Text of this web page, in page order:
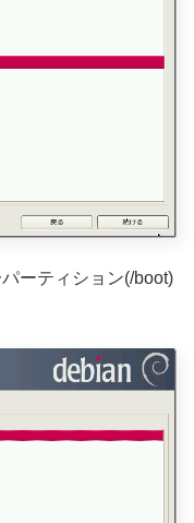
ーティション(/boot)